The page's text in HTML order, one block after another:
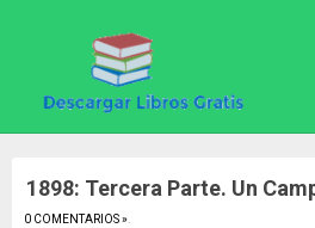
1898: Tercera Parte. Un
0 COMENTARIOS ».